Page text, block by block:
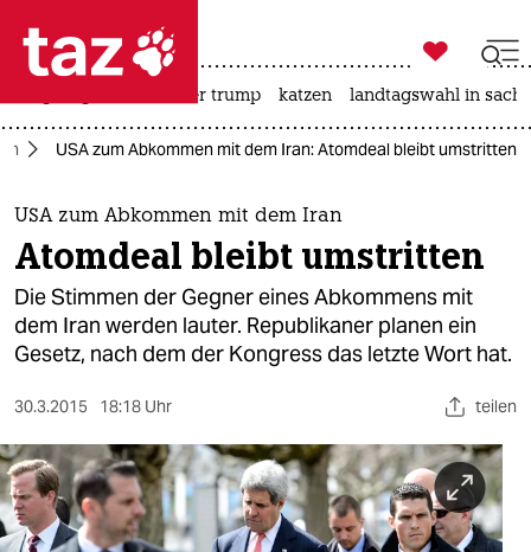
 taz zahl ich
taz zahl ich
themen
politik
öko
sport
berlin

taz zahl ich
usa unter trump katzen landtagswahl in
USA zum Abkommen mit dem Iran: Atomdeal bleibt umstritten
USA zum Abkommen mit dem Iran
Atomdeal bleibt umstritten
Die Stimmen der Gegner eines Abkommens mit
dem Iran werden lauter. Republikaner planen ein
Gesetz, nach dem der Kongress das letzte Wort hat.
30.3.2015 18:18 Uhr teilen